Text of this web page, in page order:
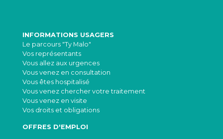
INFORMATIONS USAGERS
Le parcours "Ty Malo"
Vos représentants
Vous allez aux urgences
Vous venez en consultation
Vous êtes hospitalisé
Vous venez chercher votre traitement
Vous venez en visite
Vos droits et obligations
OFFRES D'EMPLOI